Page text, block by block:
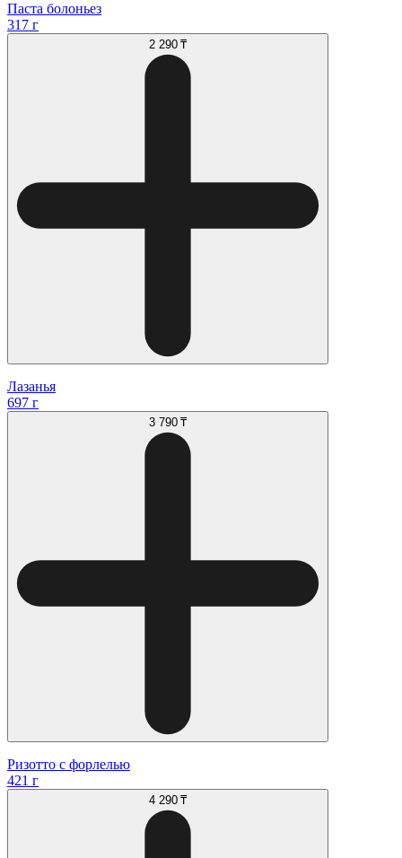
Паста болоньез
317 г
2 290 ₸
Лазанья
697 г
3 790 ₸
Ризотто с форлелью
421 г
4 290 ₸